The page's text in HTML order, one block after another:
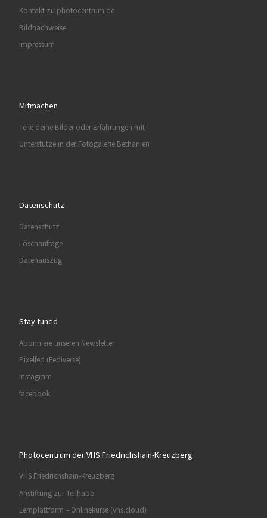
Kontakt zu photocentrum.de
Bildnachweise
Impressum
Mitmachen
Teile deine Bilder oder Erfahrungen mit
Unterstütze in der Fotogalerie Bethanien
Datenschutz
Datenschutz
Löschanfrage
Datenauszug
Stay tuned
Abonniere unseren Newsletter
Pixelfed (Fediverse)
Instagram
facebook
Photocentrum der VHS Friedrichshain-Kreuzberg
VHS Friedrichshain-Kreuzberg
Anstiftung zur Teilhabe
Lernplattform – Onlinekurse (vhs.cloud)